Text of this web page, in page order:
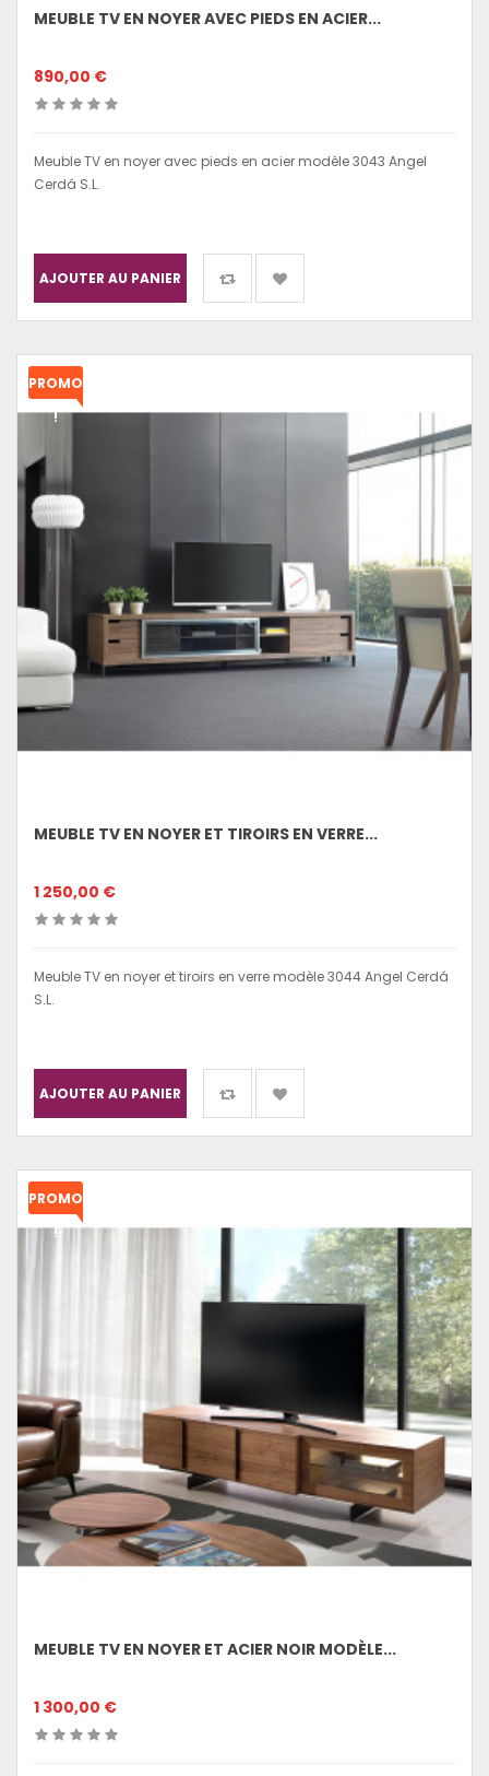
MEUBLE TV EN NOYER AVEC PIEDS EN ACIER...
890,00 €
Meuble TV en noyer avec pieds en acier modèle 3043 Angel
Cerdá S.L.
AJOUTER AU PANIER
PROMO
!
MEUBLE TV EN NOYER ET TIROIRS EN VERRE...
1 250,00 €
Meuble TV en noyer et tiroirs en verre modèle 3044 Angel Cerdá
S.L.
AJOUTER AU PANIER
PROMO
!
MEUBLE TV EN NOYER ET ACIER NOIR MODÈLE...
1 300,00 €